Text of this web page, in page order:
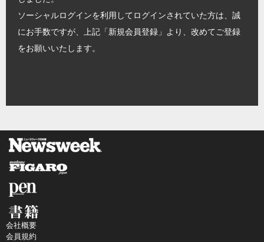
ソーシャルログインを利用してログインされていた方は、誠
にお手数ですが、上記「新規会員登録」より、改めてご登録
をお願いいたします。
会社概要
会員規約